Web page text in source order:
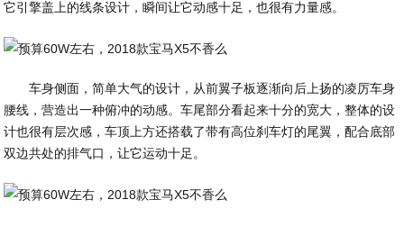
它引擎盖上的线条设计，瞬间让它动感十足，也很有力量感。
车身侧面，简单大气的设计，从前翼子板逐渐向后上扬的凌厉车身
腰线，营造出一种俯冲的动感。车尾部分看起来十分的宽大，整体的设
计也很有层次感，车顶上方还搭载了带有高位刹车灯的尾翼，配合底部
双边共处的排气口，让它运动十足。